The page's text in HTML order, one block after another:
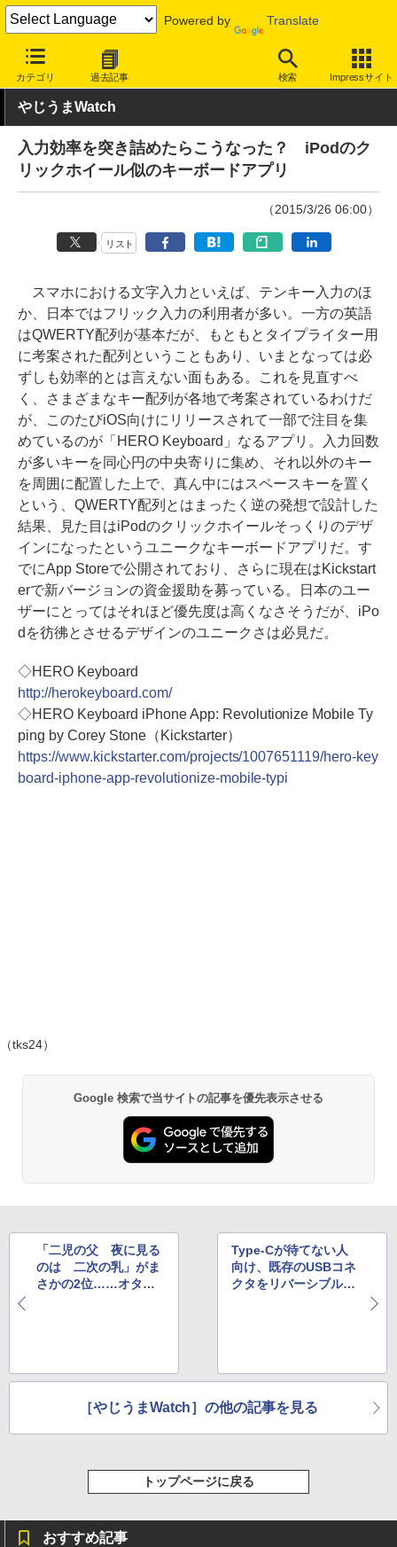
Powered by Translate
カテゴリ 過去記事 検索 Impressサイト
INTERNET Watch トピック
やじうまWatch
入力効率を突き詰めたらこうなった？ iPodのク
リックホイール似のキーボードアプリ
（2015/3/26 06:00）
リスト
スマホにおける文字入力といえば、テンキー入力のほ
か、日本ではフリック入力の利用者が多い。一方の英語
はQWERTY配列が基本だが、もともとタイプライター用
に考案された配列ということもあり、いまとなっては必
ずしも効率的とは言えない面もある。これを見直すべ
く、さまざまなキー配列が各地で考案されているわけだ
が、このたびiOS向けにリリースされて一部で注目を集
めているのが「HERO Keyboard」なるアプリ。入力回数
が多いキーを同心円の中央寄りに集め、それ以外のキー
を周囲に配置した上で、真ん中にはスペースキーを置く
という、QWERTY配列とはまったく逆の発想で設計した
結果、見た目はiPodのクリックホイールそっくりのデザ
インになったというユニークなキーボードアプリだ。す
でにApp Storeで公開されており、さらに現在はKickstart
erで新バージョンの資金援助を募っている。日本のユー
ザーにとってはそれほど優先度は高くなさそうだが、iPo
dを彷彿とさせるデザインのユニークさは必見だ。
◇HERO Keyboard
http://herokeyboard.com/
◇HERO Keyboard iPhone App: Revolutionize Mobile Ty
ping by Corey Stone（Kickstarter）
https://www.kickstarter.com/projects/1007651119/hero-key
board-iphone-app-revolutionize-mobile-typi
（tks24）
Google 検索で当サイトの記事を優先表示させる
「二児の父 夜に見る
のは 二次の乳」がま
さかの2位……オタク
Type-Cが待てない人
向け、既存のUSBコネ
クタをリバーシブル仕
［やじうまWatch］の他の記事を見る
トップページに戻る
おすすめ記事